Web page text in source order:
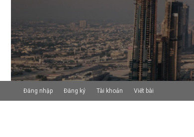
Đăng nhập Đăng ký Tài khoản Viết bài